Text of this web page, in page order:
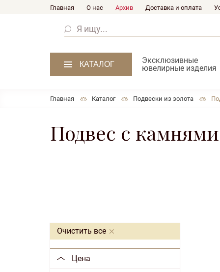
Главная О нас Архив Доставка и оплата
КАТАЛОГ
Эксклюзивные
ювелирные изделия
Главная Каталог Подвески из золота
Подвес с камнями
Очистить все
Цена